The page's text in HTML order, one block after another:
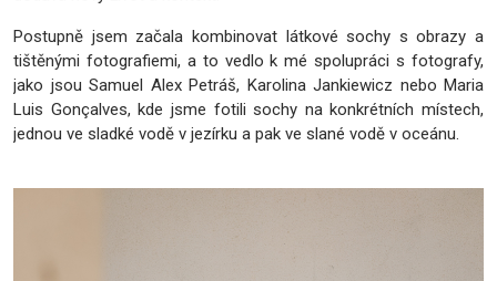
Postupně jsem začala kombinovat látkové sochy s obrazy a
tištěnými fotografiemi, a to vedlo k mé spolupráci s fotografy,
jako jsou Samuel Alex Petráš, Karolina Jankiewicz nebo Maria
Luis Gonçalves, kde jsme fotili sochy na konkrétních místech,
jednou ve sladké vodě v jezírku a pak ve slané vodě v oceánu.